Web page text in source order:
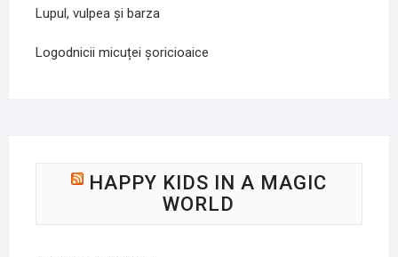
Lupul, vulpea și barza
Logodnicii micuței șoricioaice
HAPPY KIDS IN A MAGIC
WORLD